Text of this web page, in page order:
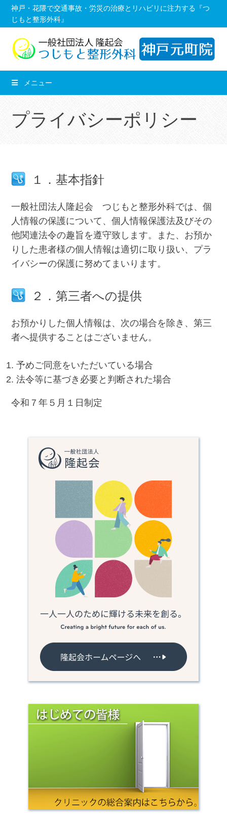
神戸・花隈で交通事故・労災の治療とリハビリに注力する『つ
じもと整形外科』
メニュー
プライバシーポリシー
１．基本指針
一般社団法人隆起会 つじもと整形外科では、個
人情報の保護について、個人情報保護法及びその
他関連法令の趣旨を遵守致します。また、お預か
りした患者様の個人情報は適切に取り扱い、プラ
イバシーの保護に努めてまいります。
２．第三者への提供
お預かりした個人情報は、次の場合を除き、第三
者へ提供することはございません。
予めご同意をいただいている場合
法令等に基づき必要と判断された場合
令和７年５月１日制定